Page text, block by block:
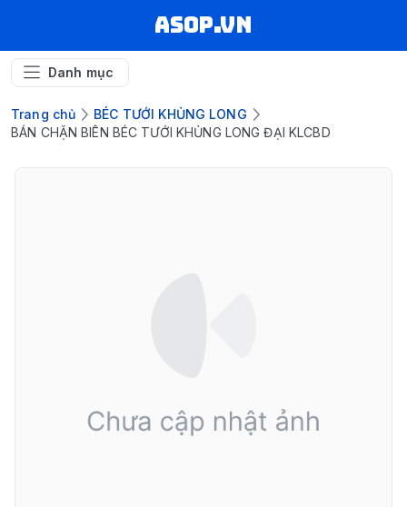
asop.vn
Danh mục
Trang chủ
BÉC TƯỚI KHỦNG LONG
BÁN CHẶN BIÊN BÉC TƯỚI KHỦNG LONG ĐẠI KLCBD